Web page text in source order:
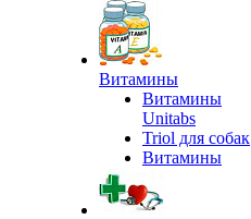
Витамины
Витамины
Unitabs
Triol для собак
Витамины